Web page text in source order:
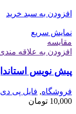
افزودن به سبد خرید
نمایش سریع
مقايسه
افزودن به علاقه
پیش نویس استاندارد 706 جدید
فروشگاه, فایل پی
10,000 تومان